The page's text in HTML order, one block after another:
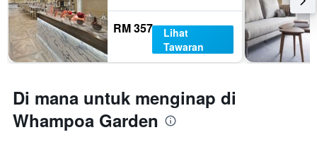
RM 357
Lihat
Tawaran
Di mana untuk menginap di
Whampoa Garden